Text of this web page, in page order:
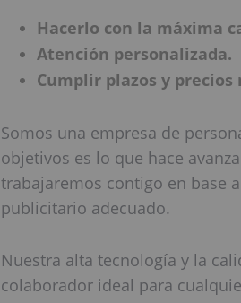
Hacerlo con la máxima
Atención personalizada.
Cumplir plazos y
Somos una empresa de
objetivos es lo que hace
trabajaremos contigo en base
publicitario adecuado.
Nuestra alta tecnología y la
colaborador ideal para